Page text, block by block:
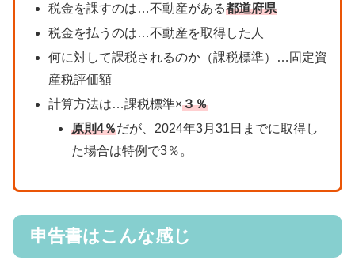
税金を課すのは…不動産がある都道府県
税金を払うのは…不動産を取得した人
何に対して課税されるのか（課税標準）…固定資
産税評価額
計算方法は…課税標準×３％
原則4％だが、2024年3月31日までに取得し
た場合は特例で3％。
申告書はこんな感じ